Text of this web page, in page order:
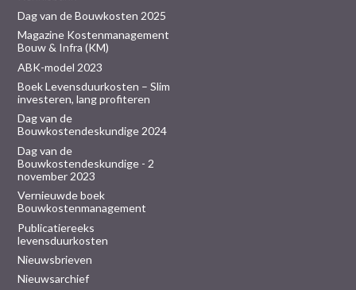
Dag van de Bouwkosten 2025
Magazine Kostenmanagement
Bouw & Infra (KM)
ABK-model 2023
Boek Levensduurkosten – Slim
investeren, lang profiteren
Dag van de
Bouwkostendeskundige 2024
Dag van de
Bouwkostendeskundige - 2
november 2023
Vernieuwde boek
Bouwkostenmanagement
Publicatiereeks
levensduurkosten
Nieuwsbrieven
Nieuwsarchief